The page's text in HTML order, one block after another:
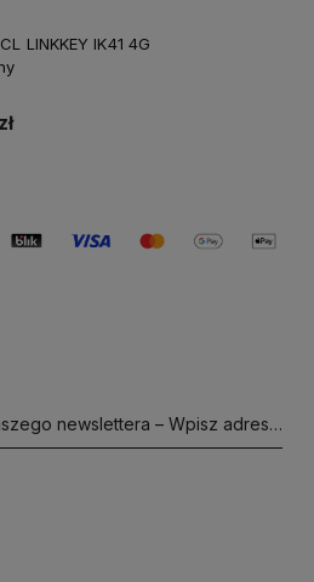
LINKKEY IK41 4G
newslettera – Wpisz adres e-